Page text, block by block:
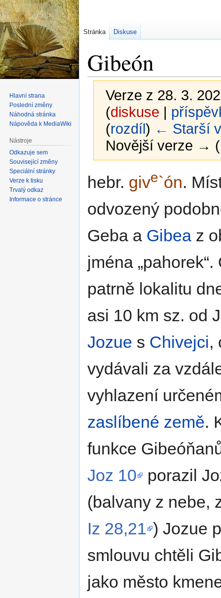
Gibeón
Verze z 28. 3.
(diskuse |
(rozdíl) ← Starší
Novější verze →
nana
hebr. give`ón.
odvozený
Geba a Gibea z
jména pahorek .
patrně lokalitu
asi 10 km sz. od
Jozue s Chivejci,
vydávali za
vyhlazení
zaslíbené země.
funkce
Joz 10
porazil
(balvany z nebe,
Iz 28,21 ) Jozue
smlouvu chtěli
jako město
Stránka Diskuse
Hlavní strana
Poslední změny
Náhodná stránka
Nápověda k MediaWiki
Nástroje
Odkazuje sem
Související změny
Speciální stránky
Verze k tisku
Trvalý odkaz
Informace o stránce